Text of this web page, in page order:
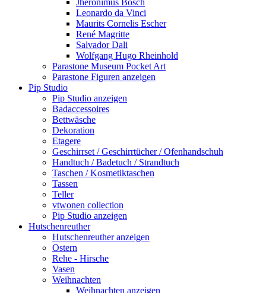
Jheronimus Bosch
Leonardo da Vinci
Maurits Cornelis Escher
René Magritte
Salvador Dali
Wolfgang Hugo Rheinhold
Parastone Museum Pocket Art
Parastone Figuren anzeigen
Pip Studio
Pip Studio anzeigen
Badaccessoires
Bettwäsche
Dekoration
Etagere
Geschirrset / Geschirrtücher / Ofenhandschuh
Handtuch / Badetuch / Strandtuch
Taschen / Kosmetiktaschen
Tassen
Teller
vtwonen collection
Pip Studio anzeigen
Hutschenreuther
Hutschenreuther anzeigen
Ostern
Rehe - Hirsche
Vasen
Weihnachten
Weihnachten anzeigen